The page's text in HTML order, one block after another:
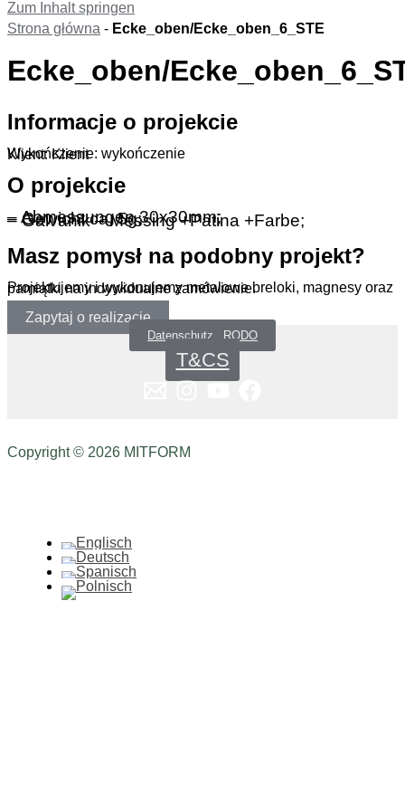
Zum Inhalt springen
Strona główna - Ecke_oben/Ecke_oben_6_STE
Ecke_oben/
Informacje o projekcie
Wykończenie: wykończenie
Klient: Klient
O projekcie
– Abmessungen 30x30mm;
– Gewicht ca. 5g;
– Galvanik – Messing +Patina +Farbe;
Masz pomysł na podobny projekt?
Projektujemy i wykonujemy metalowe breloki, magnesy oraz pamiątki na indywidualne zamówienie.
Zapytaj o realizację
Datenschutz _RODO
T&CS
Copyright © 2026 MITFORM